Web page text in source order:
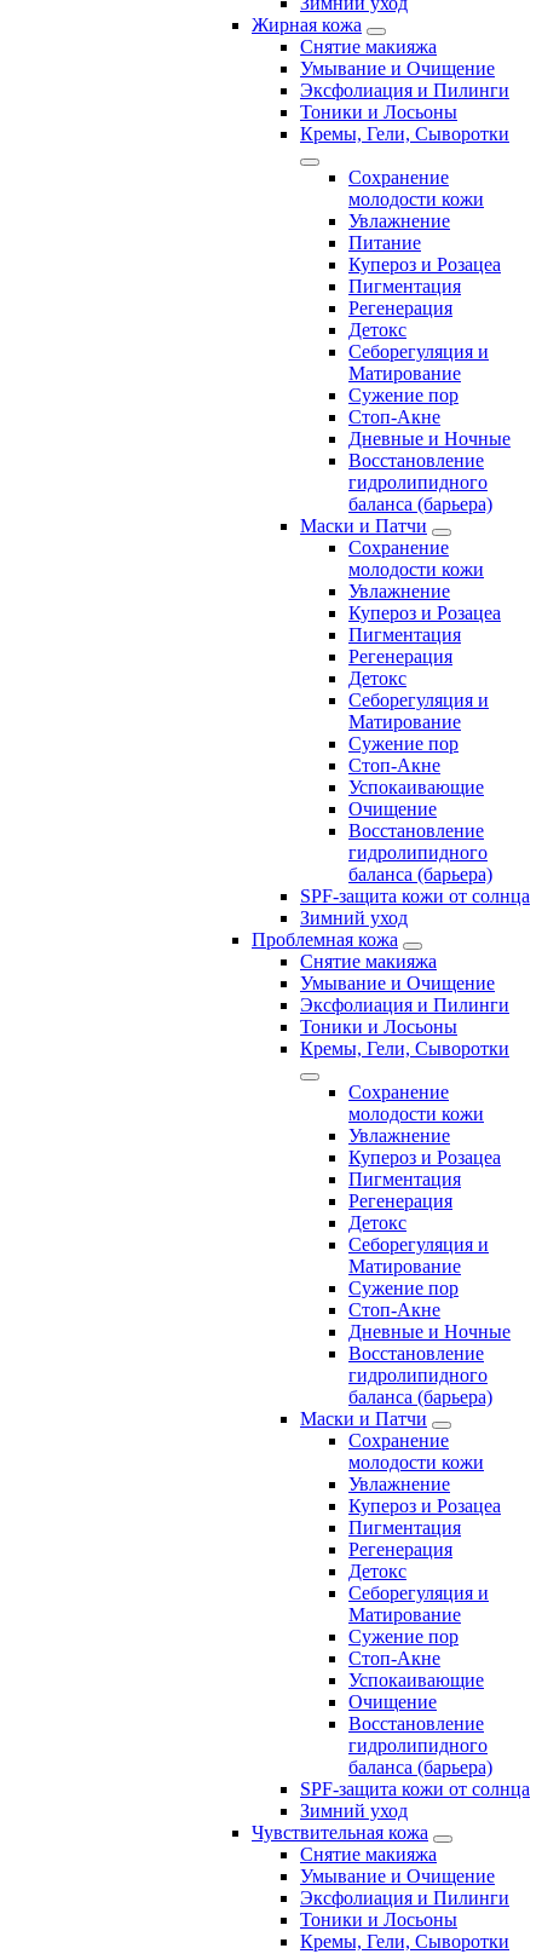
Жирная кожа
Снятие макияжа
Умывание и Очищение
Эксфолиация и Пилинги
Тоники и Лосьоны
Кремы, Гели, Сыворотки
Сохранение
молодости кожи
Увлажнение
Питание
Купероз и Розацеа
Пигментация
Регенерация
Детокс
Себорегуляция и
Матирование
Сужение пор
Стоп-Акне
Дневные и Ночные
Восстановление
гидролипидного
баланса (барьера)
Маски и Патчи
Сохранение
молодости кожи
Увлажнение
Купероз и Розацеа
Пигментация
Регенерация
Детокс
Себорегуляция и
Матирование
Сужение пор
Стоп-Акне
Успокаивающие
Очищение
Восстановление
гидролипидного
баланса (барьера)
SPF-защита кожи от солнца
Зимний уход
Проблемная кожа
Снятие макияжа
Умывание и Очищение
Эксфолиация и Пилинги
Тоники и Лосьоны
Кремы, Гели, Сыворотки
Сохранение
молодости кожи
Увлажнение
Купероз и Розацеа
Пигментация
Регенерация
Детокс
Себорегуляция и
Матирование
Сужение пор
Стоп-Акне
Дневные и Ночные
Восстановление
гидролипидного
баланса (барьера)
Маски и Патчи
Сохранение
молодости кожи
Увлажнение
Купероз и Розацеа
Пигментация
Регенерация
Детокс
Себорегуляция и
Матирование
Сужение пор
Стоп-Акне
Успокаивающие
Очищение
Восстановление
гидролипидного
баланса (барьера)
SPF-защита кожи от солнца
Зимний уход
Чувствительная кожа
Снятие макияжа
Умывание и Очищение
Эксфолиация и Пилинги
Тоники и Лосьоны
Кремы, Гели, Сыворотки